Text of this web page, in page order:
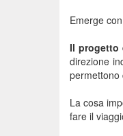
Emerge
Il progetto
direzione
permettono
La cosa
fare il